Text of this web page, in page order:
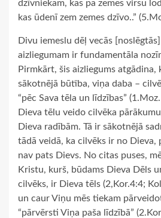
dzīvniekam, kas pa zemes virsu
kas ūdenī zem zemes dzīvo..”
Divu iemeslu dēļ vecās
aizliegumam ir fundamentāla
Pirmkārt, šis aizliegums atgādina,
sākotnējā būtība, viņa daba –
“pēc Sava tēla un līdzības”
Dieva tēlu veido cilvēka
Dieva radībām. Tā ir sākotnējā
tādā veidā, ka cilvēks ir no Dieva,
nav pats Dievs. No citas puses,
Kristu, kurš, būdams Dieva Dēls
cilvēks, ir Dieva tēls (2,Kor.4:4;
un caur Viņu mēs tiekam
“pārvērsti Viņa paša līdzībā”